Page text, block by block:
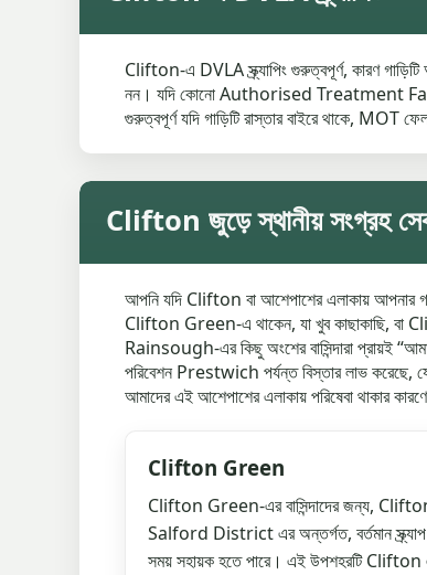
Clifton-এ DVLA স্ক্র্যাপিং গুরুত্বপূর্ণ, কারণ
নন। যদি কোনো Authorised Treatment Facility
গুরুত্বপূর্ণ যদি গাড়িটি রাস্তার বাইরে থাকে, MOT ফেল
Clifton জুড়ে স্থানীয় সংগ্রহ
আপনি যদি Clifton বা আশেপাশের এলাকায় আপনার
Clifton Green-এ থাকেন, যা খুব কাছাকাছি, বা
Rainsough-এর কিছু অংশের বাসিন্দারা প্রায়ই
পরিবেশন Prestwich পর্যন্ত বিস্তার লাভ করেছে,
আমাদের এই আশেপাশের এলাকায় পরিষেবা থাকার
Clifton Green
Clifton Green-এর বাসিন্দাদের জন্য, Clifton
Salford District এর অন্তর্গত, বর্তমান স্ক্র্যাপ
সময় সহায়ক হতে পারে। এই উপশহরটি Clifton